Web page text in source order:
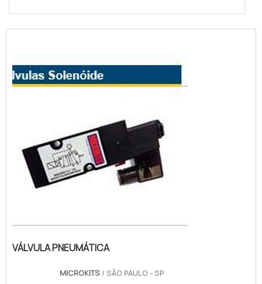
VÁLVULA PNEUMÁTICA
MICROKITS / SÃO PAULO - SP